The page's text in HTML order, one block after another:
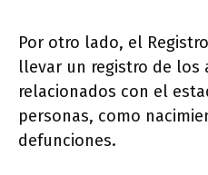
Por otro lado, el
llevar un registro de los
relacionados con el
personas, como
defunciones.